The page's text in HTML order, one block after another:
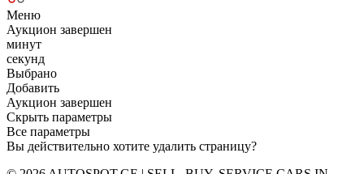
Меню
Аукцион завершен
минут
секунд
Выбрано
Добавить
Аукцион завершен
Скрыть параметры
Все параметры
Вы действительно хотите удалить страницу?